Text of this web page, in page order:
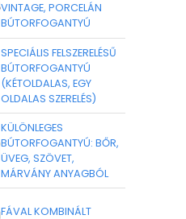
VINTAGE, PORCELÁN
BÚTORFOGANTYÚ
SPECIÁLIS FELSZERELÉSŰ
BÚTORFOGANTYÚ
(KÉTOLDALAS, EGY
OLDALAS SZERELÉS)
KÜLÖNLEGES
BÚTORFOGANTYÚ: BŐR,
ÜVEG, SZÖVET,
MÁRVÁNY ANYAGBÓL
FÁVAL KOMBINÁLT